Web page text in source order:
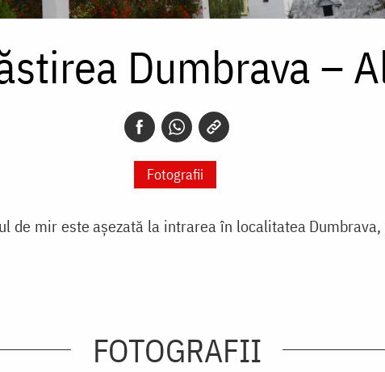
Dumbrava –
Fotografii
mir este aşezată la intrarea în localitatea
FOTOGRAFII